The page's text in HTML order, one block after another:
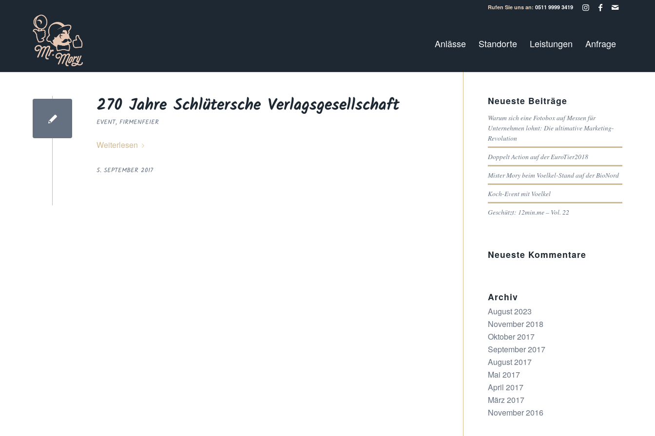
Rufen Sie uns an: 0511 9999 3419
Anlässe Standorte Leistungen Anfrage
270 Jahre Schlütersche Verlagsgesellschaft
EVENT, FIRMENFEIER
Weiterlesen
5. SEPTEMBER 2017
Neueste Beiträge
Warum sich eine Fotobox auf Messen für
Unternehmen lohnt: Die ultimative Marketing-
Revolution
Doppelt Action auf der EuroTier2018
Mister Mory beim Voelkel-Stand auf der BioNord
Koch-Event mit Voelkel
Geschützt: 12min.me – Vol. 22
Neueste Kommentare
Archiv
August 2023
November 2018
Oktober 2017
September 2017
August 2017
Mai 2017
April 2017
März 2017
November 2016